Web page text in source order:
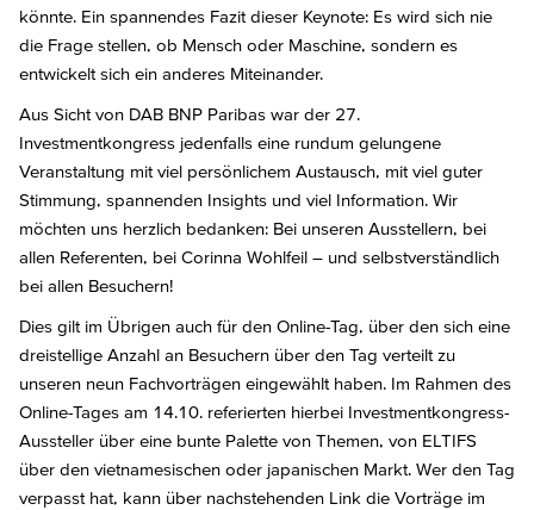
könnte. Ein spannendes Fazit dieser Keynote: Es wird sich nie
die Frage stellen, ob Mensch oder Maschine, sondern es
entwickelt sich ein anderes Miteinander.
Aus Sicht von DAB BNP Paribas war der 27.
Investmentkongress jedenfalls eine rundum gelungene
Veranstaltung mit viel persönlichem Austausch, mit viel guter
Stimmung, spannenden Insights und viel Information. Wir
möchten uns herzlich bedanken: Bei unseren Ausstellern, bei
allen Referenten, bei Corinna Wohlfeil – und selbstverständlich
bei allen Besuchern!
Dies gilt im Übrigen auch für den Online-Tag, über den sich eine
dreistellige Anzahl an Besuchern über den Tag verteilt zu
unseren neun Fachvorträgen eingewählt haben. Im Rahmen des
Online-Tages am 14.10. referierten hierbei Investmentkongress-
Aussteller über eine bunte Palette von Themen, von ELTIFS
über den vietnamesischen oder japanischen Markt. Wer den Tag
verpasst hat, kann über nachstehenden Link die Vorträge im